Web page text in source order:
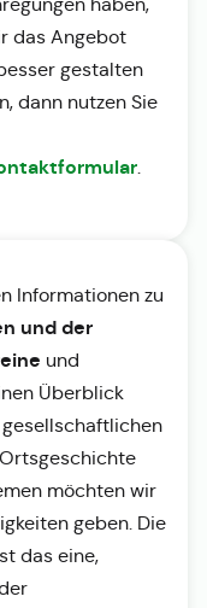
das Angebot
gestalten
dann nutzen Sie
.
Informationen zu
und der
und
Überblick
gesellschaftlichen
möchten wir
geben. Die
das eine,